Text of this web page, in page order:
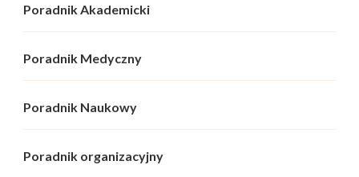
Poradnik Akademicki
Poradnik Medyczny
Poradnik Naukowy
Poradnik organizacyjny